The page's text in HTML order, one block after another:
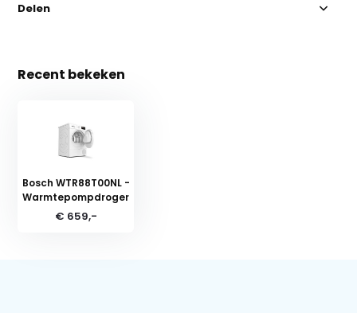
Delen
Recent bekeken
Bosch WTR88T00NL -
Warmtepompdroger
€ 659,-